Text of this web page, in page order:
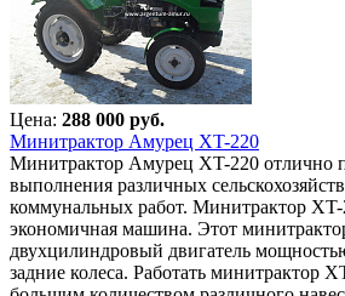
Цена: 288 000 руб.
Минитрактор Амурец XT-220
Минитрактор Амурец XT-220 отлично
выполнения различных
коммунальных работ. Минитрактор XT-
экономичная машина. Этот
двухцилиндровый двигатель
задние колеса. Работать минитрактор